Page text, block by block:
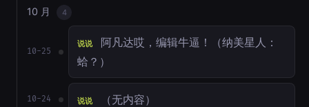
10 月 4
10-25
说说
阿凡达哎，编辑牛逼！（纳美星人：
蛤？）
10-24 说说 （无内容）